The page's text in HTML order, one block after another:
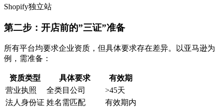
Shopify独立站
第二步：开店前的”三证”准备
所有平台均要求企业资质，但具体要求存在差异。以亚马逊为
例，需准备：
资质类型 具体要求
有效期
营业执照
全类目公司
>45天
法人身份证 姓名需匹配
有效期内